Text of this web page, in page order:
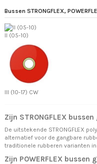
Bussen STRONGFLEX,
II (05-10)
III (10-17) CW
Zijn STRONGFLEX
De uitstekende STRONGFLEX
alternatief voor de gangbare
traditionele rubberen varianten
Zijn POWERFLEX